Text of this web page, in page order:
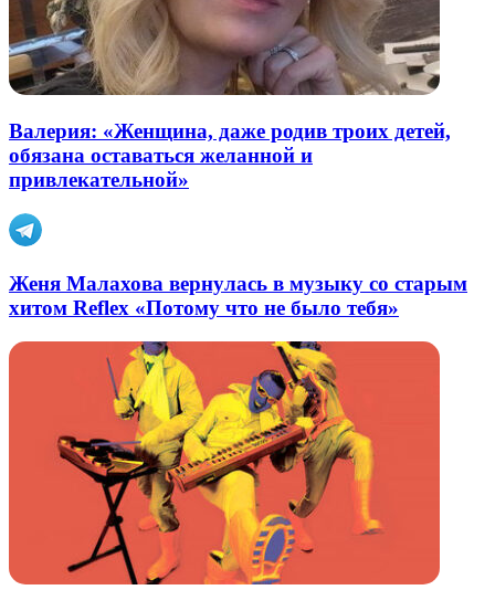
Валерия: «Женщина, даже родив троих детей,
обязана оставаться желанной и
привлекательной»
Женя Малахова вернулась в музыку со старым
хитом Reflex «Потому что не было тебя»